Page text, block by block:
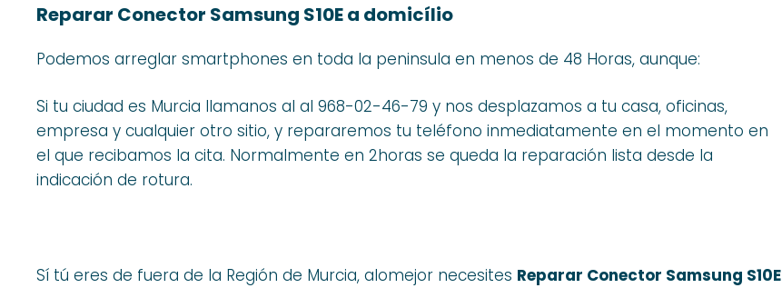
Reparar Conector Samsung S10E a domicílio
Podemos arreglar smartphones en toda la peninsula en menos de 48 Horas, aunque:
Si tu ciudad es Murcia llamanos al al 968-02-46-79 y nos desplazamos a tu casa, oficinas,
empresa y cualquier otro sitio, y repararemos tu teléfono inmediatamente en el momento en
el que recibamos la cita. Normalmente en 2horas se queda la reparación lista desde la
indicación de rotura.
Sí tú eres de fuera de la Región de Murcia, alomejor necesites Reparar Conector Samsung S10E